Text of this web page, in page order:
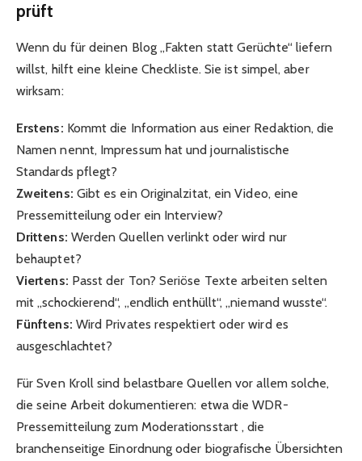
prüft
Wenn du für deinen Blog „Fakten statt Gerüchte“ liefern
willst, hilft eine kleine Checkliste. Sie ist simpel, aber
wirksam:
Erstens: Kommt die Information aus einer Redaktion, die
Namen nennt, Impressum hat und journalistische
Standards pflegt?
Zweitens: Gibt es ein Originalzitat, ein Video, eine
Pressemitteilung oder ein Interview?
Drittens: Werden Quellen verlinkt oder wird nur
behauptet?
Viertens: Passt der Ton? Seriöse Texte arbeiten selten
mit „schockierend“, „endlich enthüllt“, „niemand wusste“.
Fünftens: Wird Privates respektiert oder wird es
ausgeschlachtet?
Für Sven Kroll sind belastbare Quellen vor allem solche,
die seine Arbeit dokumentieren: etwa die WDR-
Pressemitteilung zum Moderationsstart , die
branchenseitige Einordnung oder biografische Übersichten